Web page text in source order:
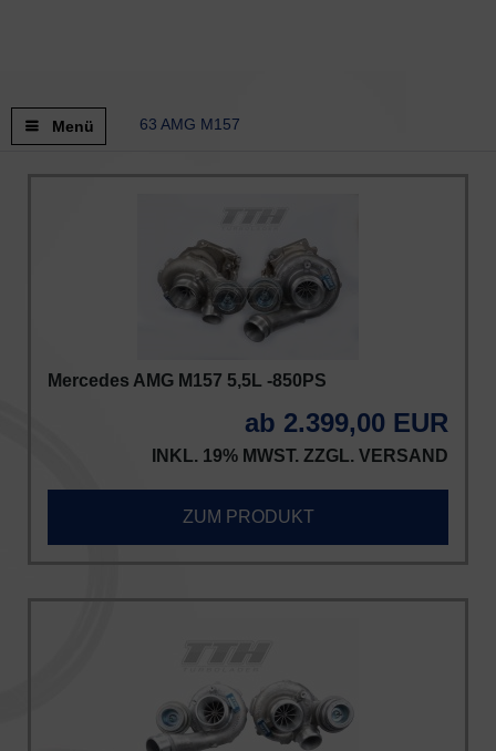
Menü 63 AMG M157
Mercedes AMG M157 5,5L -850PS
ab 2.399,00 EUR
INKL. 19% MWST. ZZGL. VERSAND
ZUM PRODUKT